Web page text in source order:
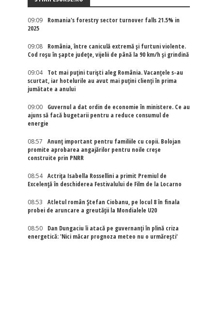
09:09
Romania's forestry sector turnover falls 21.5% in
2025
09:08
România, între caniculă extremă și furtuni violente.
Cod roșu în șapte județe, vijelii de până la 90 km/h și grindină
09:04
Tot mai puțini turiști aleg România. Vacanțele s-au
scurtat, iar hotelurile au avut mai puțini clienți în prima
jumătate a anului
09:00
Guvernul a dat ordin de economie în ministere. Ce au
ajuns să facă bugetarii pentru a reduce consumul de
energie
08:57
Anunț important pentru familiile cu copii. Bolojan
promite aprobarea angajărilor pentru noile creșe
construite prin PNRR
08:54
Actriţa Isabella Rossellini a primit Premiul de
Excelenţă în deschiderea Festivalului de Film de la Locarno
08:53
Atletul român Ștefan Ciobanu, pe locul 8 în finala
probei de aruncare a greutății la Mondialele U20
08:50
Dan Dungaciu îi atacă pe guvernanți în plină criza
energetică: 'Nici măcar prognoza meteo nu o urmărești'